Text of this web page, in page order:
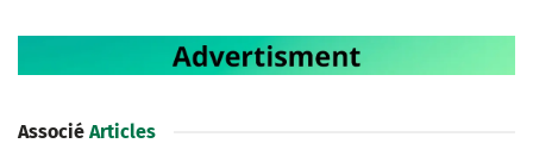
Associé Articles